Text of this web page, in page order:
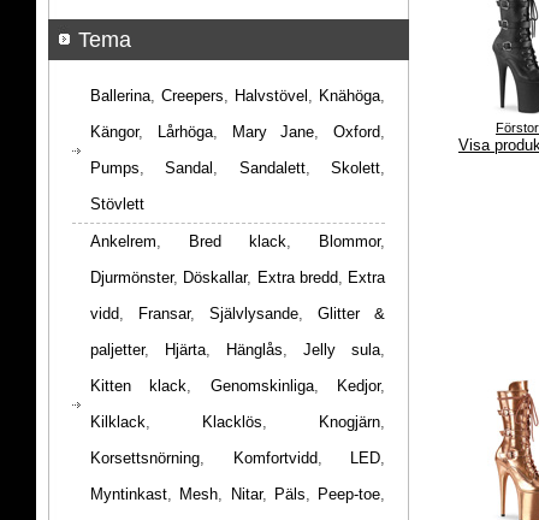
Visa
Tema
Ballerina, Creepers, Halvstövel , Knähöga,
Kängor, Lårhöga, Mary Jane, Oxford,
Pumps,Sandal , Sandalett,Skolett,
Stövlett
Ankelrem, Bred klack, Blommor,
Djurmönster, Döskallar, Extra bredd, Extra
vidd, Fransar, Självlysande, Glitter &
paljetter, Hjärta, Hänglås, Jelly sula,
Kitten klack, Genomskinliga, Kedjor,
Kilklack, Klacklös, Knogjärn,
Korsettsnörning, Komfortvidd, LED,
Myntinkast, Mesh, Nitar, Päls, Peep-toe,